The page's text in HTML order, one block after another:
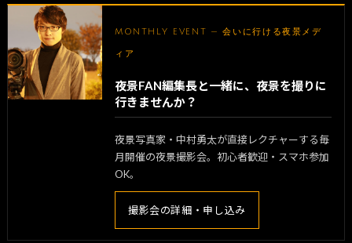
MONTHLY EVENT — 会いに行ける夜景メデ
ィア
夜景FAN編集長と一緒に、夜景を撮りに
行きませんか？
夜景写真家・中村勇太が直接レクチャーする毎
月開催の夜景撮影会。初心者歓迎・スマホ参加
OK。
撮影会の詳細・申し込み